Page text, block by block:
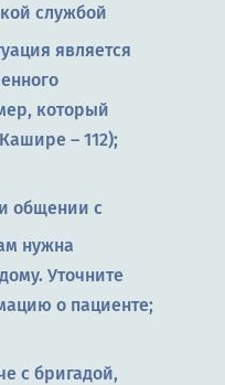
службой
является
который
– 112);
общении с
нужна
Уточните
о пациенте;
с бригадой,